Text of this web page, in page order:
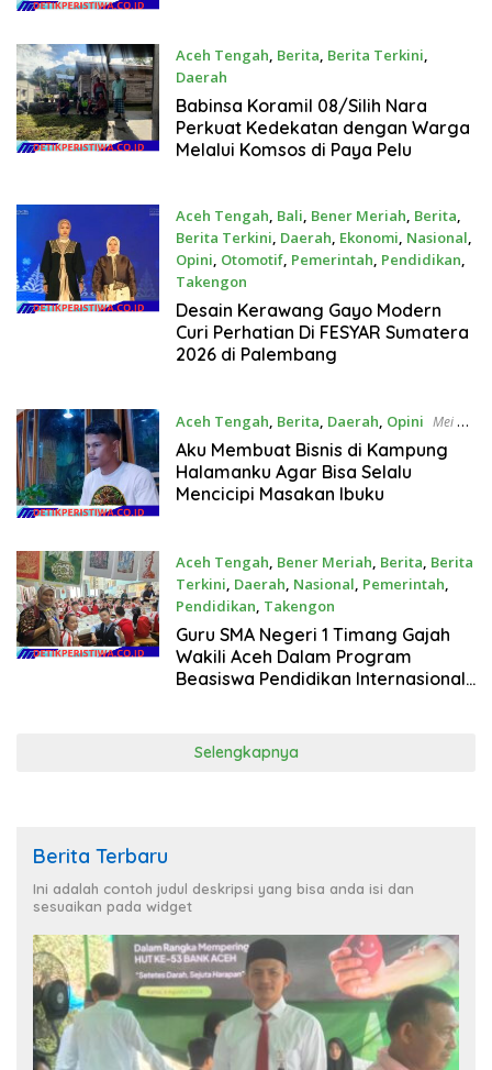
Aceh Tengah, Berita, Berita Terkini,
Daerah
Juni 7, 2026
Babinsa Koramil 08/Silih Nara
Perkuat Kedekatan dengan Warga
Melalui Komsos di Paya Pelu
Aceh Tengah, Bali, Bener Meriah, Berita,
Berita Terkini, Daerah, Ekonomi, Nasional,
Opini, Otomotif, Pemerintah, Pendidikan,
Takengon
Juni 6, 2026
Desain Kerawang Gayo Modern
Curi Perhatian Di FESYAR Sumatera
2026 di Palembang
Aceh Tengah, Berita, Daerah, Opini Mei 28,
2026
Aku Membuat Bisnis di Kampung
Halamanku Agar Bisa Selalu
Mencicipi Masakan Ibuku
Aceh Tengah, Bener Meriah, Berita, Berita
Terkini, Daerah, Nasional, Pemerintah,
Pendidikan, Takengon
Mei 26, 2026
Guru SMA Negeri 1 Timang Gajah
Wakili Aceh Dalam Program
Beasiswa Pendidikan Internasional
Selengkapnya
Berita Terbaru
Ini adalah contoh judul deskripsi yang bisa anda isi dan
sesuaikan pada widget